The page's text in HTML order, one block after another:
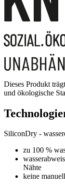
Dieses Produkt
und ökologische
SiliconDry -
zu 100 %
Nähte
keine